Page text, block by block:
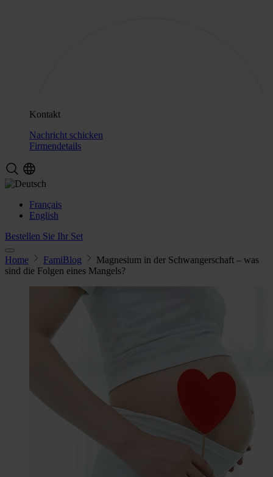
Kontakt
Nachricht schicken
Firmendetails
Français
English
Bestellen Sie Ihr Set
Home FamiBlog
Magnesium in der Schwangerschaft – was
sind die Folgen eines Mangels?